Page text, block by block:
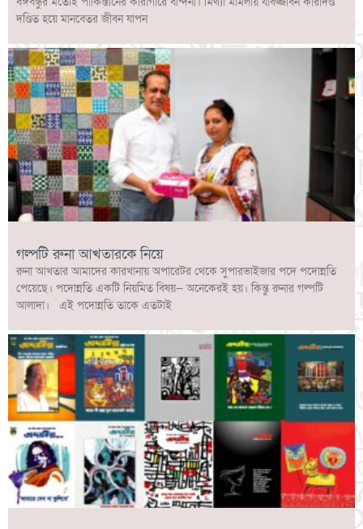
দণ্ডিত হয়ে মানবেতর জীবন যাপন
গল্পটি রুনা আখতারকে নিয়ে
রুনা আখতার আমাদের কারখানায় অপারেটর থেকে সুপারভাইজার পদে পদোন্নতি
পেয়েছে। পদোন্নতি একটি নিয়মিত বিষয়— অনেকেরই হয়। কিন্তু রুনার গল্পটি
আলাদা। এই পদোন্নতি তাকে এতটাই